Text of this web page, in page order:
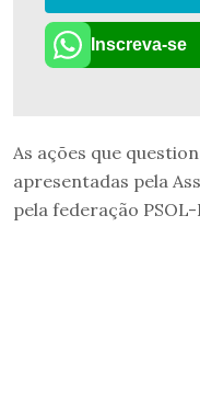
Inscreva-se
As ações que
apresentadas pela
pela federação PSOL-